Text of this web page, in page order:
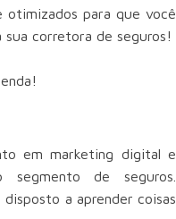
otimizados para que você
sua corretora de seguros!
em marketing digital e
de seguros.
a aprender coisas